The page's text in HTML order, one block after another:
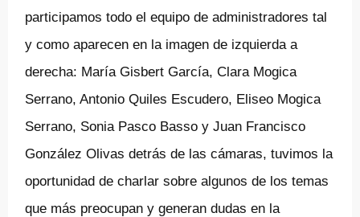
participamos todo el equipo de administradores tal
y como aparecen en la imagen de izquierda a
derecha: María Gisbert García, Clara Mogica
Serrano, Antonio Quiles Escudero, Eliseo Mogica
Serrano, Sonia Pasco Basso y Juan Francisco
González Olivas detrás de las cámaras, tuvimos la
oportunidad de charlar sobre algunos de los temas
que más preocupan y generan dudas en la